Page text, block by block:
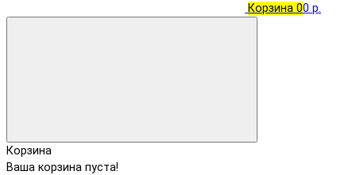
Корзина 00 р.
Корзина
Ваша корзина пуста!